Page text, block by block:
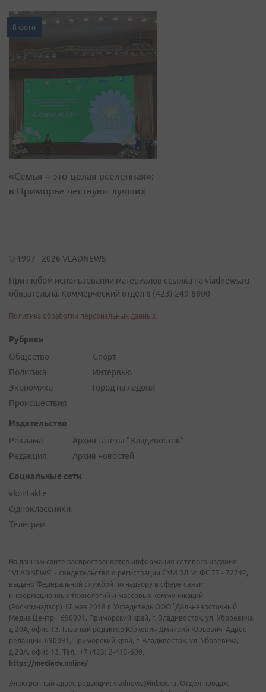
8 фото
«Семья – это целая вселенная»:
в Приморье чествуют лучших
© 1997 - 2026 VLADNEWS
При любом использовании материалов ссылка на vladnews.ru
обязательна. Коммерческий отдел 8 (423) 249-8800
Политика обработки персональных данных
Рубрики
Общество
Политика
Экономика
Происшествия
Спорт
Интервью
Город на ладони
Издательство
Реклама
Редакция
Архив газеты "Владивосток"
Архив новостей
Социальные сети
vkontakte
Одноклассники
Телеграм
На данном сайте распространяется информация сетевого издания
"VLADNEWS" - свидетельство о регистрации СМИ ЭЛ № ФС 77 - 72742,
выдано Федеральной службой по надзору в сфере связи,
информационных технологий и массовых коммуникаций
(Роскомнадзор) 17 мая 2018 г. Учредитель ООО "Дальневосточный
Медиа Центр". 690091, Приморский край, г. Владивосток, ул. Уборевича,
д.20А, офис 13. Главный редактор Юркевич Дмитрий Юрьевич. Адрес
редакции: 690091, Приморский край, г. Владивосток, ул. Уборевича,
д.20А, офис 13. Тел.: +7 (423) 2-415-600.
https://mediadv.online/
Электронный адрес редакции: vladnews@inbox.ru. Отдел продаж